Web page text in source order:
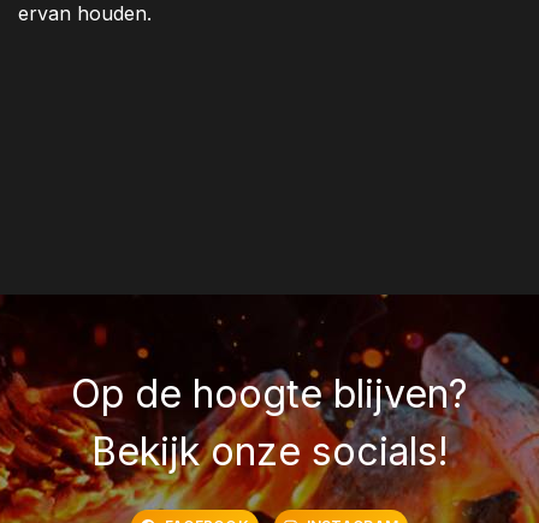
ervan houden.
Op de hoogte blijven?
Bekijk onze socials!